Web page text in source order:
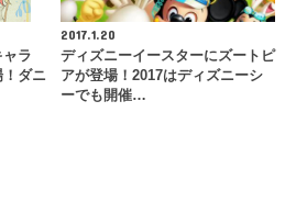
ラ
！ダニ
2017.1.20
ディズニーイースターにズートピ
アが登場！2017はディズニーシ
ーでも開催…